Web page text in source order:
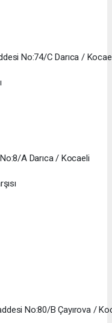
No:74/C Darıca /
A Darıca / Kocaeli
No:80/B Çayırova /